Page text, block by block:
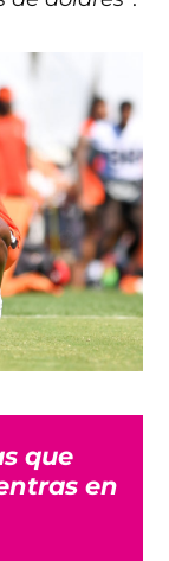
que
en